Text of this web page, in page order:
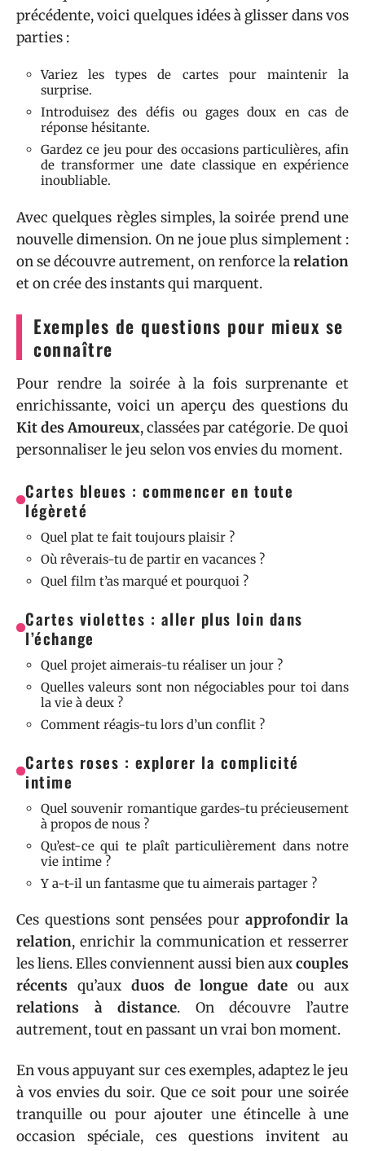
précédente, voici quelques idées à glisser dans vos
parties :
Variez les types de cartes pour maintenir la
surprise.
Introduisez des défis ou gages doux en cas de
réponse hésitante.
Gardez ce jeu pour des occasions particulières, afin
de transformer une date classique en expérience
inoubliable.
Avec quelques règles simples, la soirée prend une
nouvelle dimension. On ne joue plus simplement :
on se découvre autrement, on renforce larelation
et on crée des instants qui marquent.
Exemples de questions pour mieux se
connaître
Pour rendre la soirée à la fois surprenante et
enrichissante, voici un aperçu des questions du
Kit des Amoureux, classées par catégorie. De quoi
personnaliser le jeu selon vos envies du moment.
Cartes bleues : commencer en toute
légèreté
Quel plat te fait toujours plaisir ?
Où rêverais-tu de partir en vacances ?
Quel film t’as marqué et pourquoi ?
Cartes violettes : aller plus loin dans
l’échange
Quel projet aimerais-tu réaliser un jour ?
Quelles valeurs sont non négociables pour toi dans
la vie à deux ?
Comment réagis-tu lors d’un conflit ?
Cartes roses : explorer la complicité
intime
Quel souvenir romantique gardes-tu précieusement
à propos de nous ?
Qu’est-ce qui te plaît particulièrement dans notre
vie intime ?
Y a-t-il un fantasme que tu aimerais partager ?
Ces questions sont pensées pourapprofondir la
relation, enrichir la communication et resserrer
les liens. Elles conviennent aussi bien auxcouples
récents qu’aux duos de longue date ou aux
relations à distance. On découvre l’autre
autrement, tout en passant un vrai bon moment.
En vous appuyant sur ces exemples, adaptez le jeu
à vos envies du soir. Que ce soit pour une soirée
tranquille ou pour ajouter une étincelle à une
occasion spéciale, ces questions invitent au